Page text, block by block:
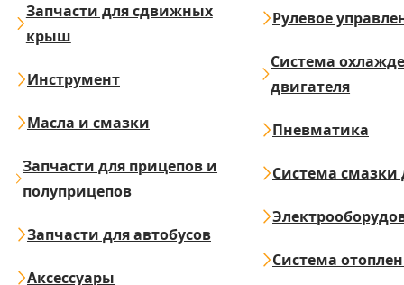
Запчасти для сдвижных
крыш
Инструмент
Масла и смазки
Запчасти для прицепов и
полуприцепов
Запчасти для автобусов
Аксессуары
Рулевое
Система
двигателя
Пневматика
Система смазки
Система